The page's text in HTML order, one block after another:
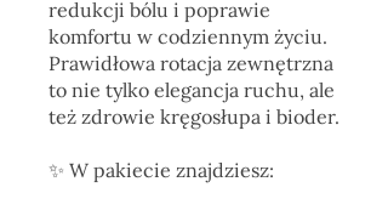
redukcji bólu i poprawie
komfortu w codziennym życiu.
Prawidłowa rotacja zewnętrzna
to nie tylko elegancja ruchu, ale
też zdrowie kręgosłupa i bioder.
✨ W pakiecie znajdziesz: